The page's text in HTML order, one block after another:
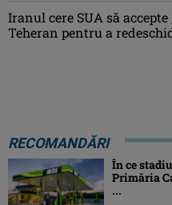
Iranul cere SUA să
Teheran pentru a
RECOMANDĂRI
În ce
Primăria
...